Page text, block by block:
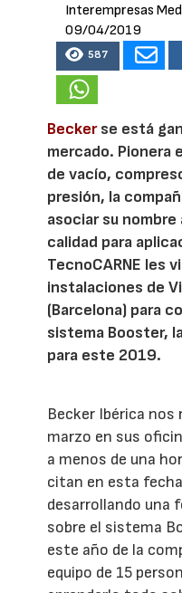
Interempresas
09/04/2019
587
Beckerse está
mercado. Pionera
de vacío,
presión, la
asociar su
calidad para
TecnoCARNE les
instalaciones de
(Barcelona) para
sistema Booster,
para este 2019.
Becker Ibérica nos
marzo en sus
a menos de una
citan en esta
desarrollando una
sobre el sistema
este año de la
equipo de 15